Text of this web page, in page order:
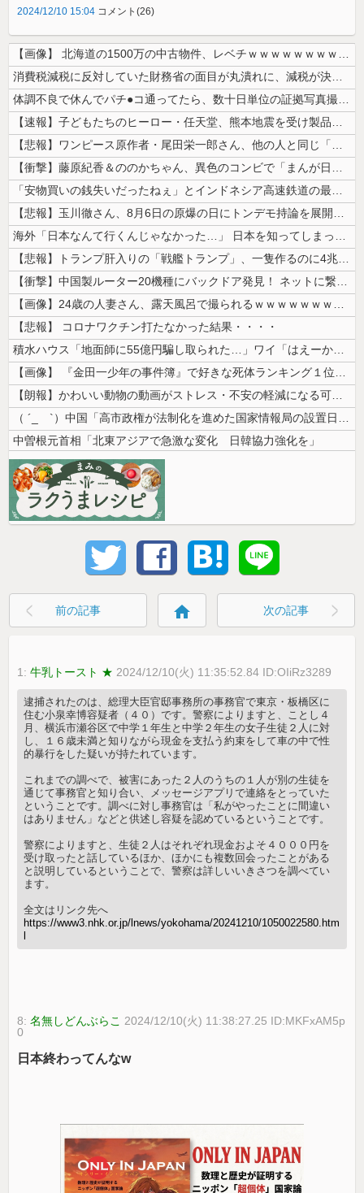
2024/12/10 15:04 コメント(26)
【画像】 北海道の1500万の中古物件、レベチｗｗｗｗｗｗｗｗｗｗｗｗ...
消費税減税に反対していた財務省の面目が丸潰れに、減税が決まった途端に市...
体調不良で休んでパチ●コ通ってたら、数十日単位の証拠写真撮られて会社ク...
【速報】子どもたちのヒーロー・任天堂、熊本地震を受け製品修理は無償対応...
【悲報】ワンピース原作者・尾田栄一郎さん、他の人と同じ「漫画家」という...
【衝撃】藤原紀香＆ののかちゃん、異色のコンビで「まんが日本昔ばなし」を...
「安物買いの銭失いだったねぇ」とインドネシア高速鉄道の最終処分に日本側...
【悲報】玉川徹さん、8月6日の原爆の日にトンデモ持論を展開し物議… →...
海外「日本なんて行くんじゃなかった…」 日本を知ってしまったディズニー...
【悲報】トランプ肝入りの「戦艦トランプ」、一隻作るのに4兆円かかる模様...
【衝撃】中国製ルーター20機種にバックドア発見！ ネットに繋ぐだけで3...
【画像】24歳の人妻さん、露天風呂で撮られるｗｗｗｗｗｗｗｗｗｗｗｗ...
【悲報】 コロナワクチン打たなかった結果・・・・
積水ハウス「地面師に55億円騙し取られた…」ワイ「はえーかわいそう…会...
【画像】 『金田一少年の事件簿』で好きな死体ランキング１位がこちら！
【朗報】かわいい動物の動画がストレス・不安の軽減になる可能性。英大学の...
（ ´_ゝ`）中国「高市政権が法制化を進めた国家情報局の設置日が7月3...
中曽根元首相「北東アジアで急激な変化 日韓協力強化を」
前の記事 home 次の記事
1:牛乳トースト ★ 2024/12/10(火) 11:35:52.84 ID:OIiRz3289
逮捕されたのは、総理大臣官邸事務所の事務官で東京・板橋区に
住む小泉幸博容疑者（４０）です。警察によりますと、ことし４
月、横浜市瀬谷区で中学１年生と中学２年生の女子生徒２人に対
し、１６歳未満と知りながら現金を支払う約束をして車の中で性
的暴行をした疑いが持たれています。
これまでの調べで、被害にあった２人のうちの１人が別の生徒を
通じて事務官と知り合い、メッセージアプリで連絡をとっていた
ということです。調べに対し事務官は「私がやったことに間違い
はありません」などと供述し容疑を認めているということです。
警察によりますと、生徒２人はそれぞれ現金およそ４０００円を
受け取ったと話しているほか、ほかにも複数回会ったことがある
と説明しているということで、警察は詳しいいきさつを調べてい
ます。
全文はリンク先へ
https://www3.nhk.or.jp/lnews/yokohama/20241210/1050022580.htm
8:名無しどんぶらこ 2024/12/10(火) 11:38:27.25 ID:MKFxAM5p
0
日本終わってんなw